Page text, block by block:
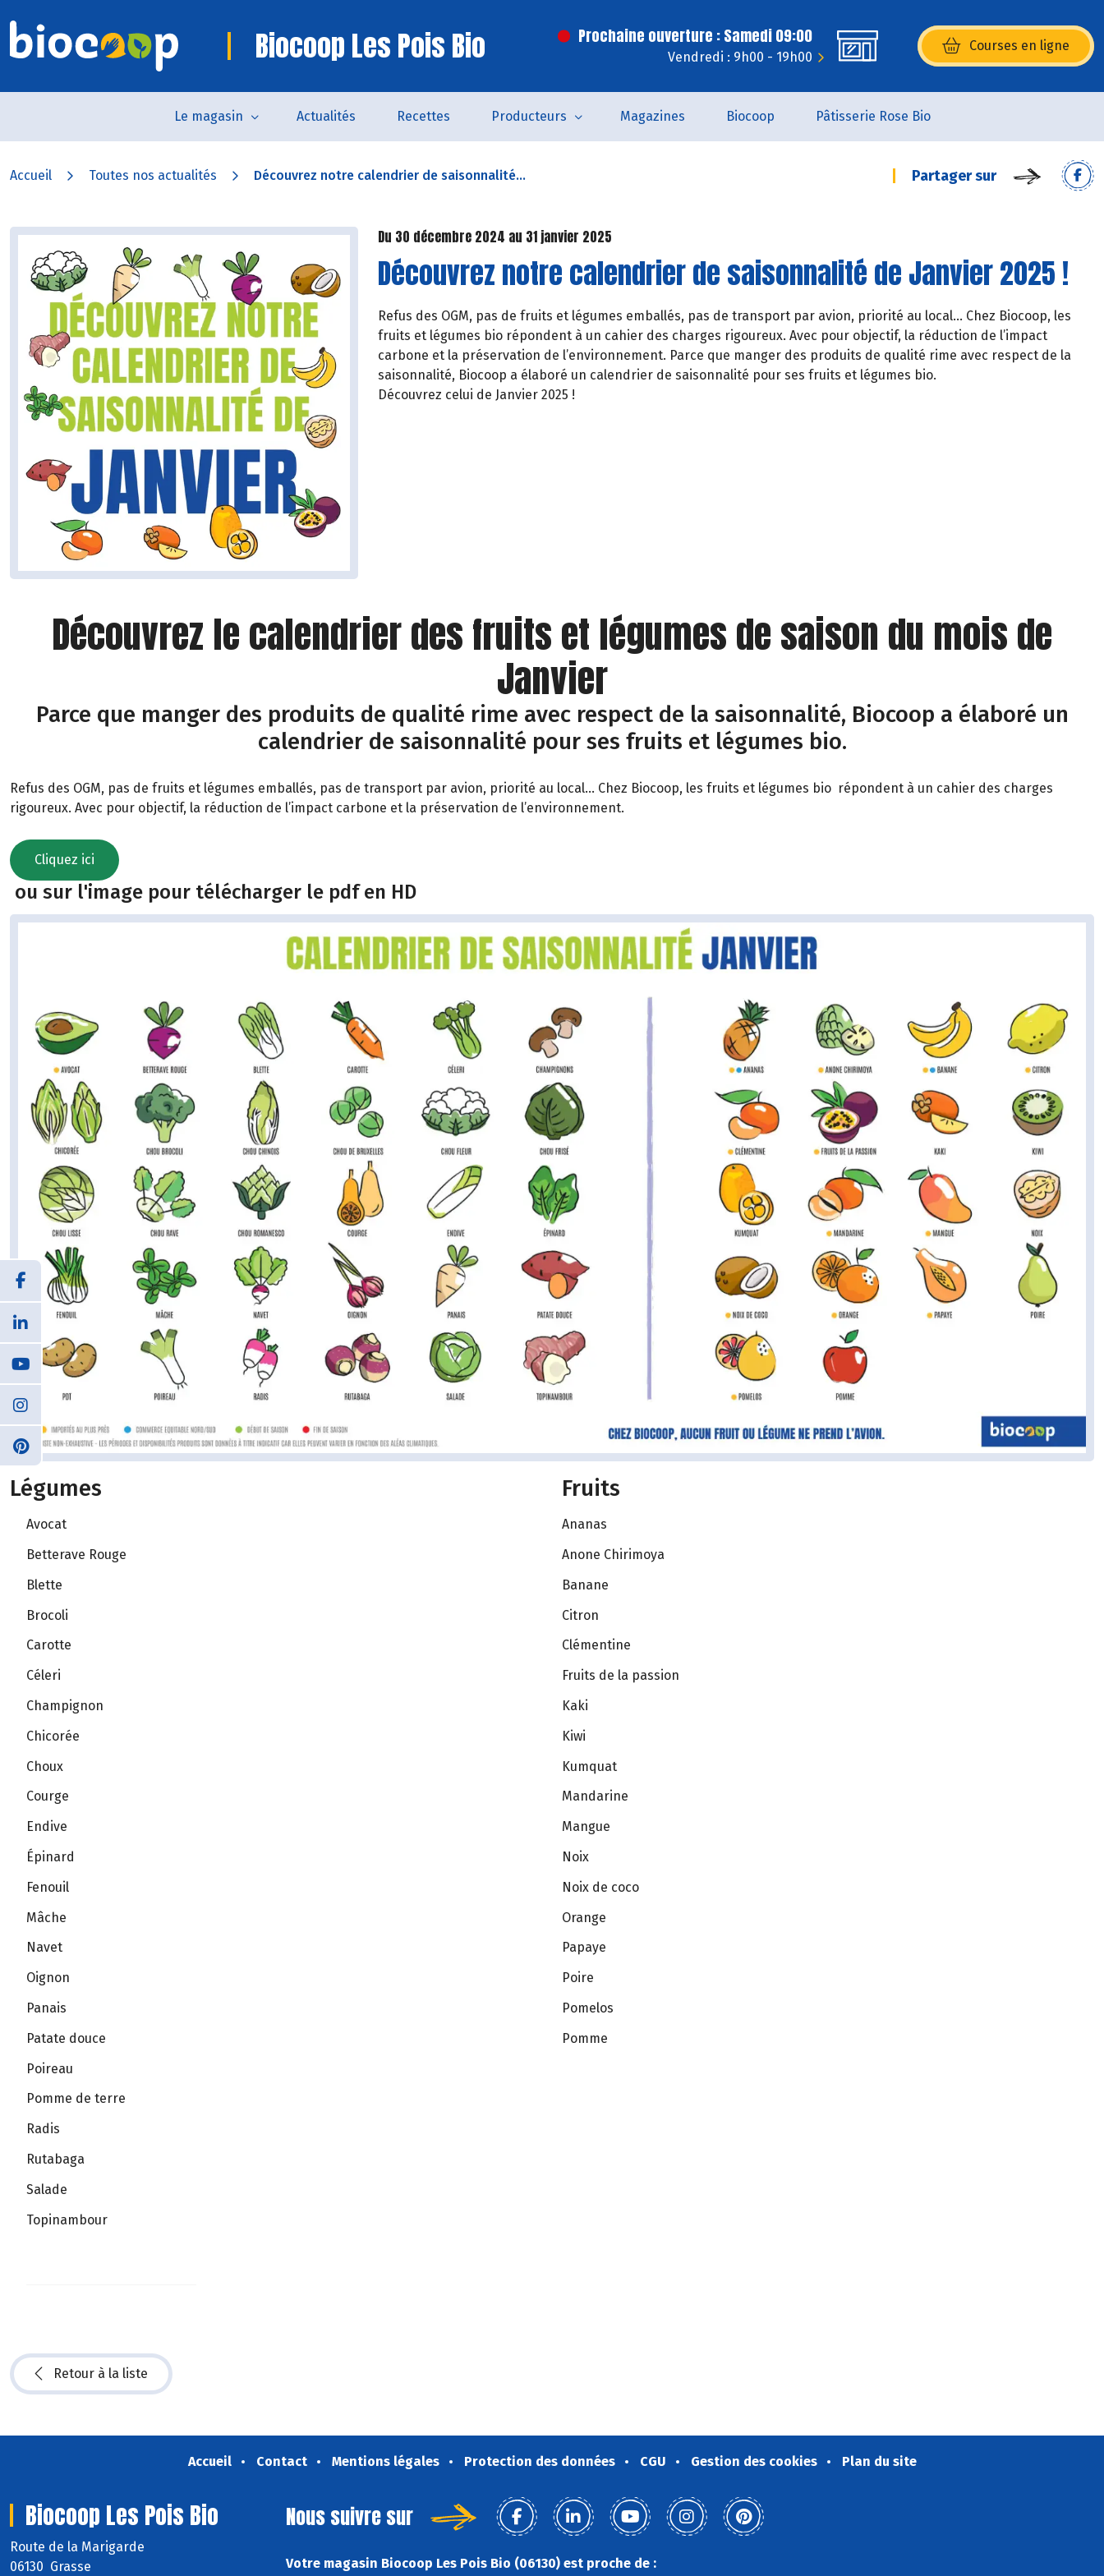
Biocoop Les Pois Bio Prochaine ouverture : Samedi 09:00
Vendredi : 9h00 - 19h00
Courses en ligne
(s’ouvre dans une nouvelle
Le magasin Actualités Recettes Producteurs Magazines Biocoop Pâtisserie Rose Bio
Accueil Toutes nos actualités Découvrez notre calendrier de saisonnalité... Partager sur
Du 30 décembre 2024 au 31 janvier 2025
Découvrez notre calendrier de saisonnalité de Janvier 2025 !
Refus des OGM, pas de fruits et légumes emballés, pas de transport par avion, priorité au local… Chez Biocoop, les
fruits et légumes bio répondent à un cahier des charges rigoureux. Avec pour objectif, la réduction de l’impact
carbone et la préservation de l’environnement. Parce que manger des produits de qualité rime avec respect de la
saisonnalité, Biocoop a élaboré un calendrier de saisonnalité pour ses fruits et légumes bio.
Découvrez celui de Janvier 2025 !
Découvrez le calendrier des fruits et légumes de saison du mois de
Janvier
Parce que manger des produits de qualité rime avec respect de la saisonnalité, Biocoop a élaboré un
calendrier de saisonnalité pour ses fruits et légumes bio.
Refus des OGM, pas de fruits et légumes emballés, pas de transport par avion, priorité au local… Chez Biocoop, les fruits et légumes bio répondent à un cahier des charges
rigoureux. Avec pour objectif, la réduction de l’impact carbone et la préservation de l’environnement.
Cliquez ici
ou sur l'image pour télécharger le pdf en HD
Légumes
Avocat
Betterave Rouge
Blette
Brocoli
Carotte
Céleri
Champignon
Chicorée
Choux
Courge
Endive
Épinard
Fenouil
Mâche
Navet
Oignon
Panais
Patate douce
Poireau
Pomme de terre
Radis
Rutabaga
Salade
Topinambour
Fruits
Ananas
Anone Chirimoya
Banane
Citron
Clémentine
Fruits de la passion
Kaki
Kiwi
Kumquat
Mandarine
Mangue
Noix
Noix de coco
Orange
Papaye
Poire
Pomelos
Pomme
Retour à la liste
Accueil Contact Mentions légales Protection des données CGU Gestion des cookies Plan du site
Biocoop Les Pois Bio
Route de la Marigarde
06130 Grasse
Nous suivre sur
Votre magasin Biocoop Les Pois Bio (06130) est proche de :